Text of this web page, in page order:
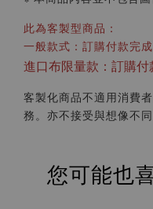
此為客製型商品：
一般款式：訂購付款完
進口布限量款：訂購付
客製化商品不適用消費
務。亦不接受與想像不
您可能也